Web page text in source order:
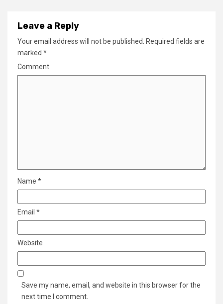
Leave a Reply
Your email address will not be published.
Required fields are
marked *
Comment
Name *
Email *
Website
Save my name, email, and website in this browser for the
next time I comment.